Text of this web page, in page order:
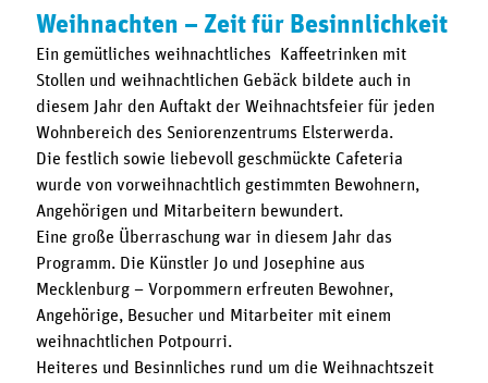
Weihnachten – Zeit für Besinnlichkeit
Ein gemütliches weihnachtliches Kaffeetrinken mit
Stollen und weihnachtlichen Gebäck bildete auch in
diesem Jahr den Auftakt der Weihnachtsfeier für jeden
Wohnbereich des Seniorenzentrums Elsterwerda.
Die festlich sowie liebevoll geschmückte Cafeteria
wurde von vorweihnachtlich gestimmten Bewohnern,
Angehörigen und Mitarbeitern bewundert.
Eine große Überraschung war in diesem Jahr das
Programm. Die Künstler Jo und Josephine aus
Mecklenburg – Vorpommern erfreuten Bewohner,
Angehörige, Besucher und Mitarbeiter mit einem
weihnachtlichen Potpourri.
Heiteres und Besinnliches rund um die Weihnachtszeit